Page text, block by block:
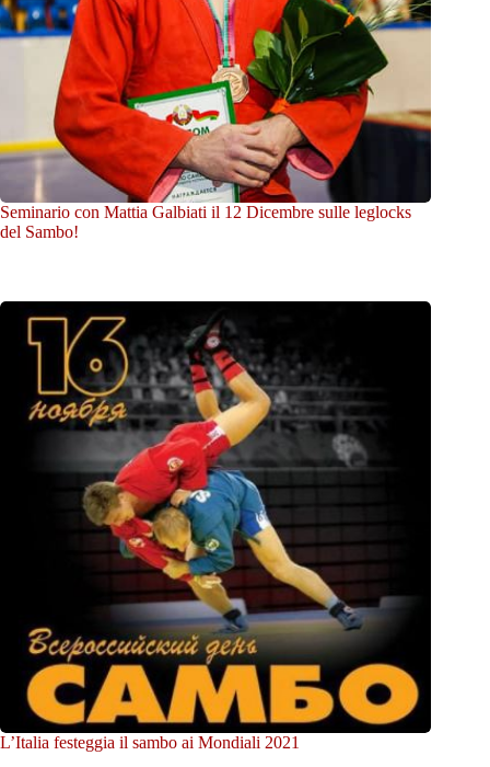
Seminario con Mattia Galbiati il 12 Dicembre sulle leglocks
del Sambo!
L’Italia festeggia il sambo ai Mondiali 2021